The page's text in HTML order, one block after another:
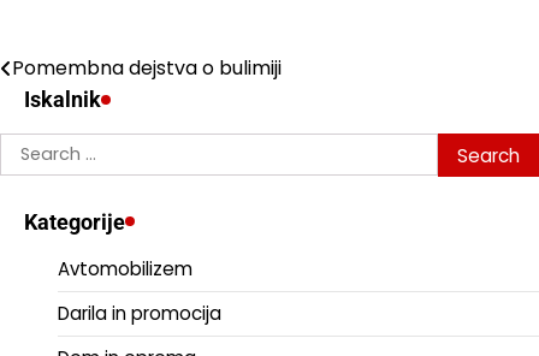
Post
navigation
Pomembna dejstva o bulimiji
Iskalnik
Search
for:
Kategorije
Avtomobilizem
Darila in promocija